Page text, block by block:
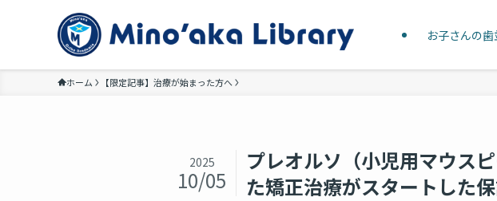
お子さんの
ホーム 【限定記事】治療が始まった方へ
プレオルソ（小児用マウス
た矯正治療がスタートした
2025
10/05